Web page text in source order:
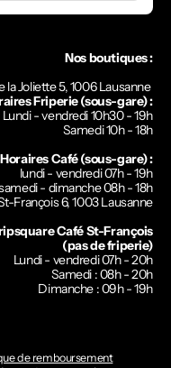
Nos boutiques :
la Joliette 5, 1006 Lausanne
Friperie (sous-gare) :
Lundi - vendredi 10h30 - 19h
Samedi 10h - 18h
Horaires Café (sous-gare) :
lundi - vendredi 07h - 19h
- dimanche 08h - 18h
François 6, 1003 Lausanne
Café St-François
(pas de friperie)
Lundi - vendredi 07h - 20h
Samedi : 08h - 20h
Dimanche : 09h - 19h
de remboursement